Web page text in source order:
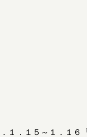
１．１５～１．１６